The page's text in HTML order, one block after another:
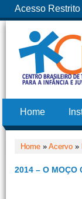
Acesso Restrito
Home
Home » Acervo »
2014 – O MOÇO